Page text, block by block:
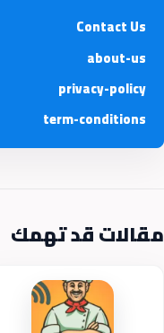
Contact Us
about-us
privacy-policy
term-conditions
مقالات قد تهمك